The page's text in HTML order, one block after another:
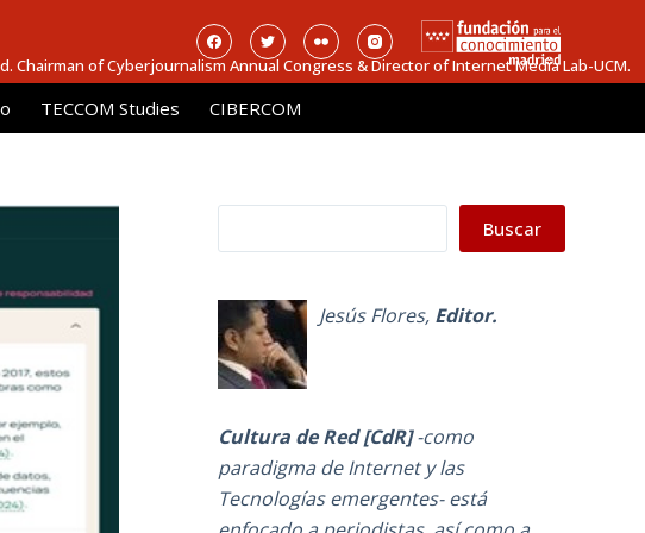
of Cyberjournalism Annual Congress & Director of Internet Media Lab-UCM.
TECCOM Studies CIBERCOM
Buscar
Jesús Flores, Editor.
Cultura de Red [CdR]-como
paradigma de Internet y las
Tecnologías emergentes-está